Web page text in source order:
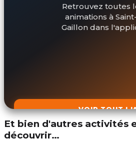
Retrouvez toutes
animations à
Gaillon dans
VOIR TOUT
Et bien d'autres activités
découvrir…